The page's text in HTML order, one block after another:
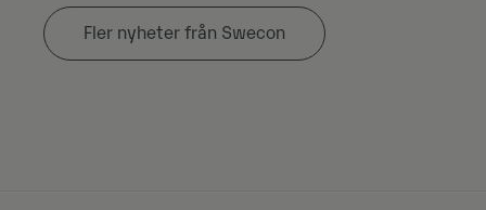
Fler nyheter från Swecon